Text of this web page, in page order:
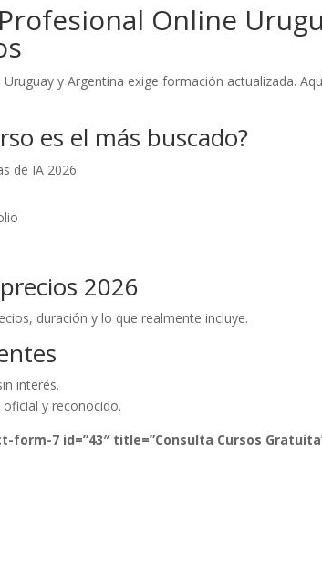
Online
y Argentina exige formación actualizada.
es el más buscado?
de IA 2026
2026
duración y lo que realmente incluye.
interés.
oficial y reconocido.
form-7 id=”43″ title=”Consulta Cursos